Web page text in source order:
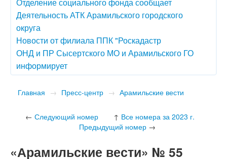
Деятельность АТК Арамильского городского
округа
Новости от филиала ППК "Роскадастр
ОНД и ПР Сысертского МО и Арамильского ГО
информирует
Главная → Пресс-центр → Арамильские вести
← Следующий номер ↑ Все номера за 2023 г.
Предыдущий номер →
«Арамильские вести» № 55